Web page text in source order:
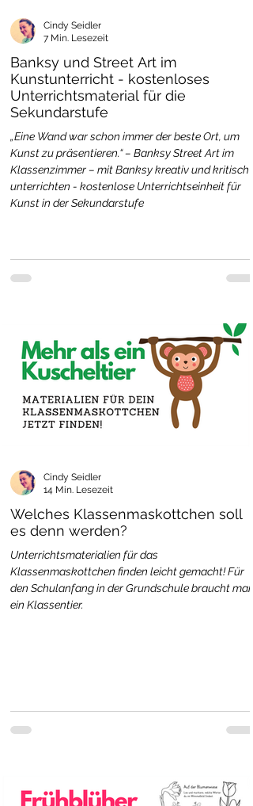
Banksy und Street Art im
Kunstunterricht - kostenloses
Unterrichtsmaterial für die
Sekundarstufe
„Eine Wand war schon immer der beste Ort, um
Kunst zu präsentieren.“ – Banksy Street Art im
Klassenzimmer – mit Banksy kreativ und kritisch
unterrichten - kostenlose Unterrichtseinheit für
Kunst in der Sekundarstufe
Cindy Seidler
7 Min. Lesezeit
Welches Klassenmaskottchen soll
es denn werden?
Unterrichtsmaterialien für das
Klassenmaskottchen finden leicht gemacht! Für
den Schulanfang in der Grundschule braucht man
ein Klassentier.
Cindy Seidler
14 Min. Lesezeit